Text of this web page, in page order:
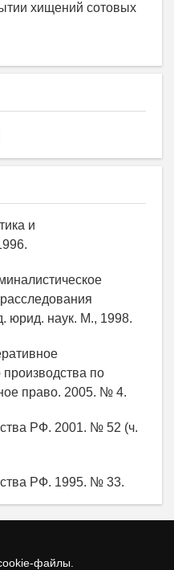
файлы.
хищений сотовых
и
юрид. наук. М., 1998.
по
право. 2005. № 4.
РФ. 2001. № 52 (ч.
РФ. 1995. № 33.